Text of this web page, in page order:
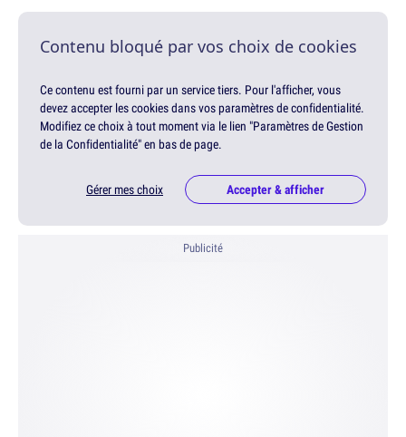
Contenu bloqué par vos choix de cookies
Ce contenu est fourni par un service tiers. Pour l'afficher, vous
devez accepter les cookies dans vos paramètres de confidentialité.
Modifiez ce choix à tout moment via le lien "Paramètres de Gestion
de la Confidentialité" en bas de page.
Gérer mes choix Accepter & afficher
Publicité